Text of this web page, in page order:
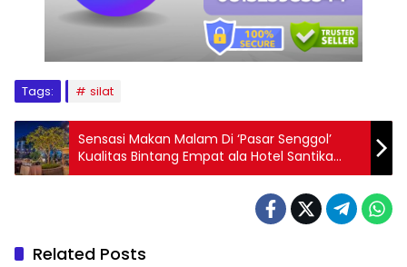
Tags: silat
Sensasi Makan Malam Di ‘Pasar Senggol’
Kualitas Bintang Empat ala Hotel Santika
Premiere
Related Posts